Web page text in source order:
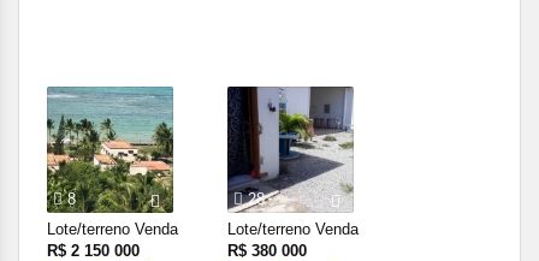
8
Lote/terreno Venda
R$ 2 150 000
28
Lote/terreno Venda
R$ 380 000